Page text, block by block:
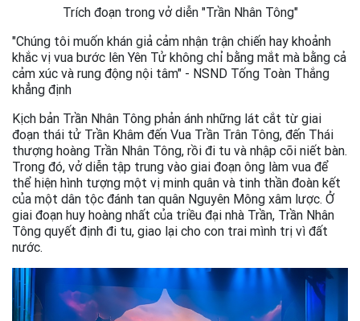
Trích đoạn trong vở diễn "Trần Nhân Tông"
"Chúng tôi muốn khán giả cảm nhận trận chiến hay khoảnh
khắc vị vua bước lên Yên Tử không chỉ bằng mắt mà bằng cả
cảm xúc và rung động nội tâm" - NSND Tống Toàn Thắng
khẳng định
Kịch bản Trần Nhân Tông phản ánh những lát cắt từ giai
đoạn thái tử Trần Khâm đến Vua Trần Trân Tông, đến Thái
thượng hoàng Trần Nhân Tông, rồi đi tu và nhập cõi niết bàn.
Trong đó, vở diễn tập trung vào giai đoạn ông làm vua để
thể hiện hình tượng một vị minh quân và tinh thần đoàn kết
của một dân tộc đánh tan quân Nguyên Mông xâm lược. Ở
giai đoạn huy hoàng nhất của triều đại nhà Trần, Trần Nhân
Tông quyết định đi tu, giao lại cho con trai mình trị vì đất
nước.